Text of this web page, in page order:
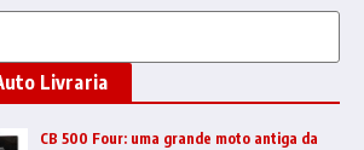
Livraria
CB 500 Four: uma grande moto antiga da